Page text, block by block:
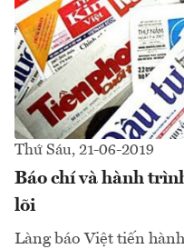
Thứ Sáu, 21-06-2019
Báo chí và hành
lõi
Làng báo Việt tiến